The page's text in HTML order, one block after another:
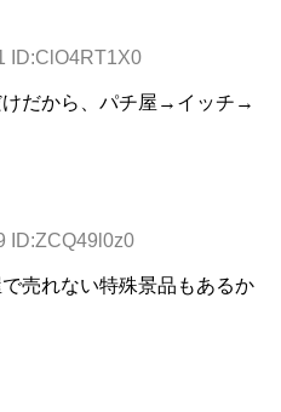
ID:ClO4RT1X0
けだから、パチ屋→イッチ→
ID:ZCQ49l0z0
売れない特殊景品もあるか